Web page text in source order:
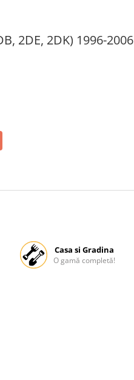
2DE, 2DK) 1996-2006
Casa si Gradina
O gamă completă!